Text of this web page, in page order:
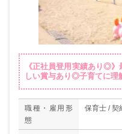
《正社員登用実績あり◎
しい賞与あり◎子育てに理
職種・雇用形
態
保育士 / 契